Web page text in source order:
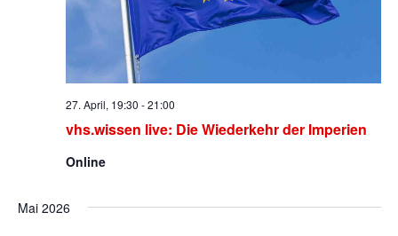
vhs.wissen live: Die Wiederkehr der Imperien
27. April, 19:30 -21:00
Online
Mai 2026